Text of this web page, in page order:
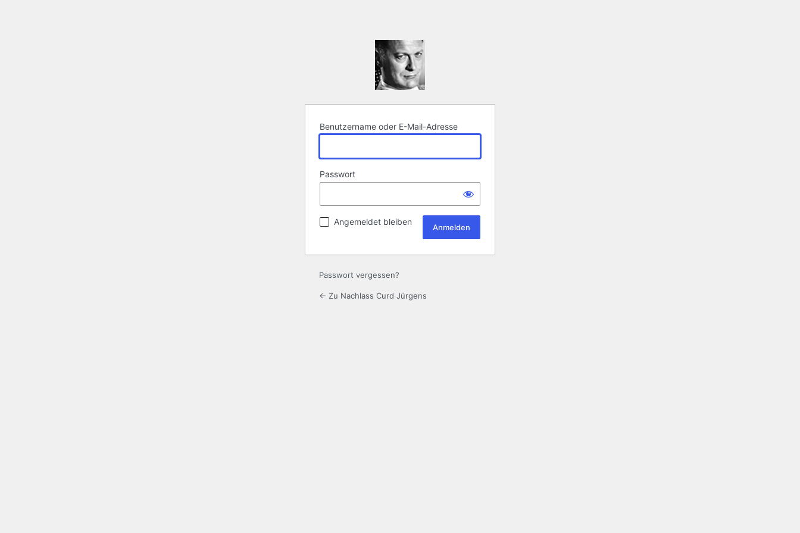
Benutzername oder E-Mail-Adresse
Passwort
Angemeldet bleiben
Passwort vergessen?
← Zu Nachlass Curd Jürgens